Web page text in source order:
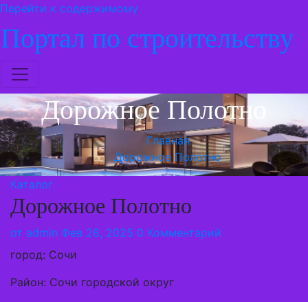
Перейти к содержимому
Портал по строительству
Дорожное Полотно
Главная
Дорожное Полотно
Каталог
Дорожное Полотно
от admin Фев 28, 2025 0 Комментарий
город: Сочи
Район: Сочи городской округ